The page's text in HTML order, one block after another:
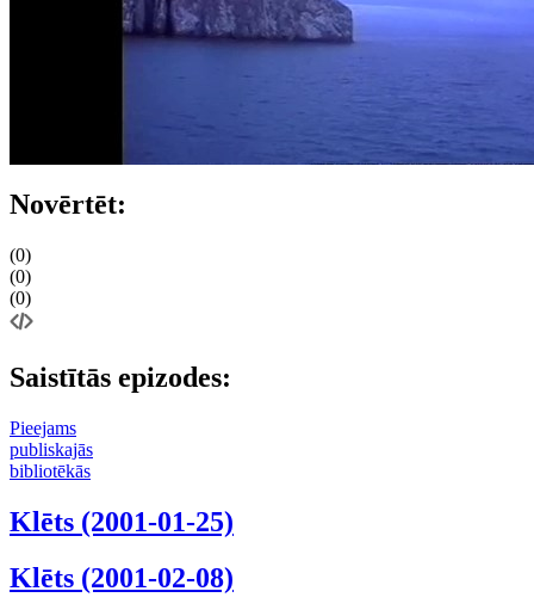
Novērtēt:
(0)
(0)
(0)
Saistītās epizodes:
Pieejams
publiskajās
bibliotēkās
Klēts (2001-01-25)
Klēts (2001-02-08)